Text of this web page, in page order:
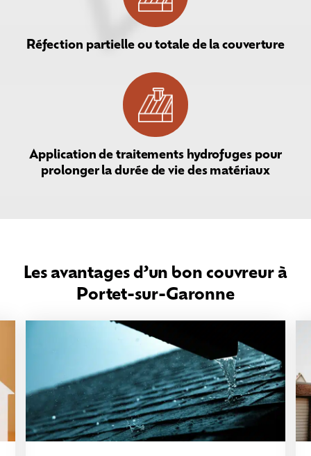
Réfection partielle ou totale de la couverture
Application de traitements hydrofuges pour
prolonger la durée de vie des matériaux
Les avantages d’un bon couvreur à
Portet-sur-Garonne